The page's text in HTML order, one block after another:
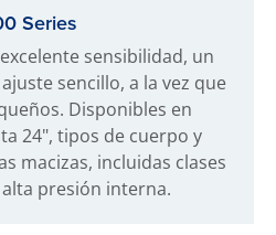
Series
sensibilidad, un
sencillo, a la vez que
Disponibles en
24", tipos de cuerpo y
macizas, incluidas clases
presión interna.